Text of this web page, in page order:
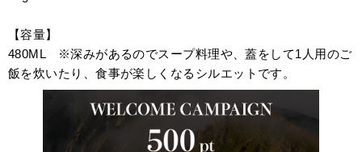
【容量】
480ML ※深みがあるのでスープ料理や、蓋をして1人用のご
飯を炊いたり、食事が楽しくなるシルエットです。